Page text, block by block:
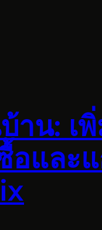
าน: เ
อและ